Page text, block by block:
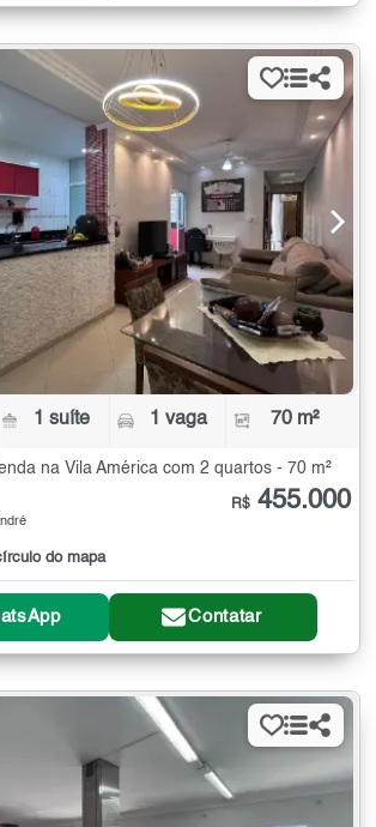
1 suíte 1 vaga 70 m²
na Vila América com 2 quartos - 70 m²
do mapa
R$ 455.000
Contatar